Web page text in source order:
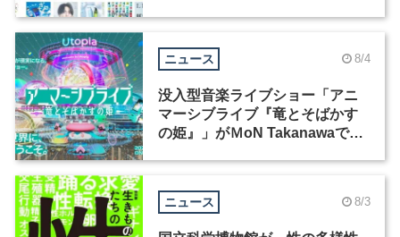
ニュース 8/4
没入型音楽ライブショー「アニ
マーシブライブ『竜とそばかす
の姫』」がＭoN Takanawaで開
ニュース 8/3